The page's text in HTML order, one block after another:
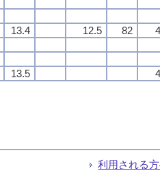
13.4 12.5 82
13.5
利用される